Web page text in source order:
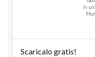
Scaricalo gratis!